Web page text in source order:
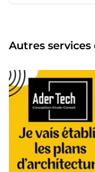
structurelle (tous
Charpentes
Métré quantitatif de
Autres services